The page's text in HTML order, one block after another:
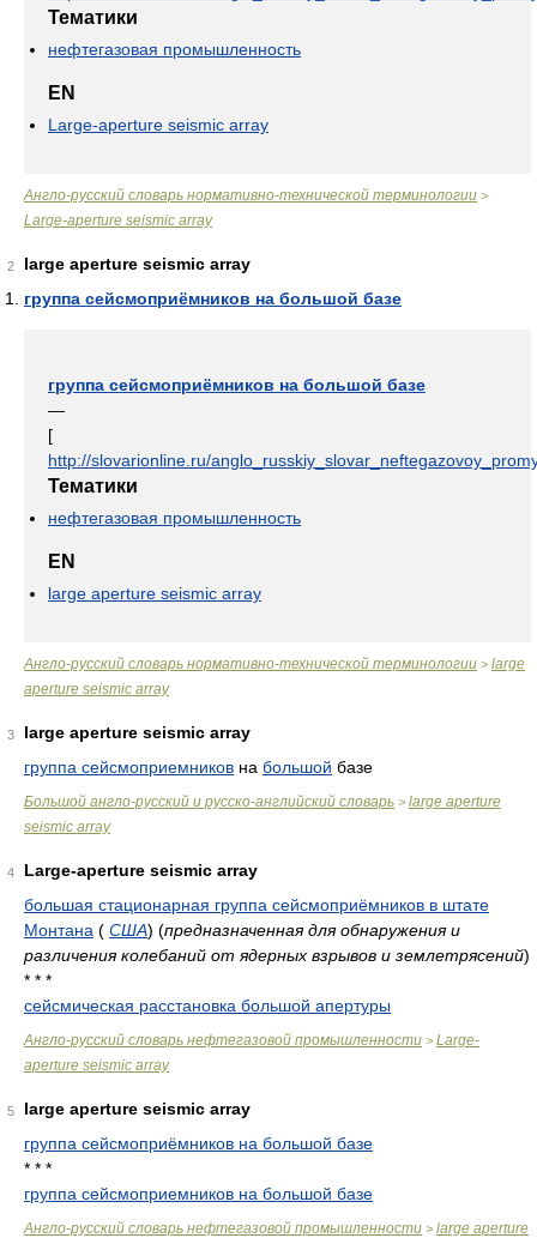
Тематики
нефтегазовая промышленность
EN
Large-aperture seismic array
Англо-русский словарь нормативно-технической терминологии >
Large-aperture seismic array
2
large aperture seismic array
группа сейсмоприёмников на большой базе
группа сейсмоприёмников на большой базе
—
[
http://slovarionline.ru/
Тематики
нефтегазовая промышленность
EN
large aperture seismic array
Англо-русский словарь нормативно-технической терминологии > large
aperture seismic array
3
large aperture seismic array
группа сейсмоприемников на большой базе
Большой англо-русский и русско-английский словарь > large aperture
seismic array
4
Large-aperture seismic array
большая стационарная группа сейсмоприёмников в штате
Монтана ( США) (предназначенная для обнаружения и
различения колебаний от ядерных взрывов и землетрясений)
* * *
сейсмическая расстановка большой апертуры
Англо-русский словарь нефтегазовой промышленности > Large-
aperture seismic array
5
large aperture seismic array
группа сейсмоприёмников на большой базе
* * *
группа сейсмоприемников на большой базе
Англо-русский словарь нефтегазовой промышленности > large aperture